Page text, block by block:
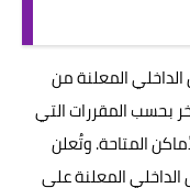
المعلنة من
بحسب المقررات التي
المتاحة. وتُعلن
الداخلي المعلنة على